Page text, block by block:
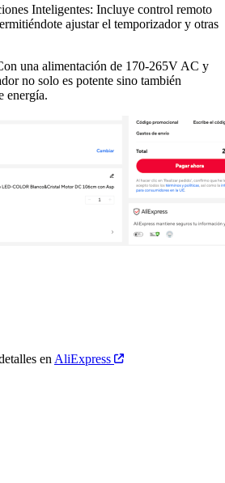
Inteligentes: Incluye control remoto
ajustar el temporizador y otras
una alimentación de 170-265V AC y
no solo es potente sino también
energía.
en AliExpress